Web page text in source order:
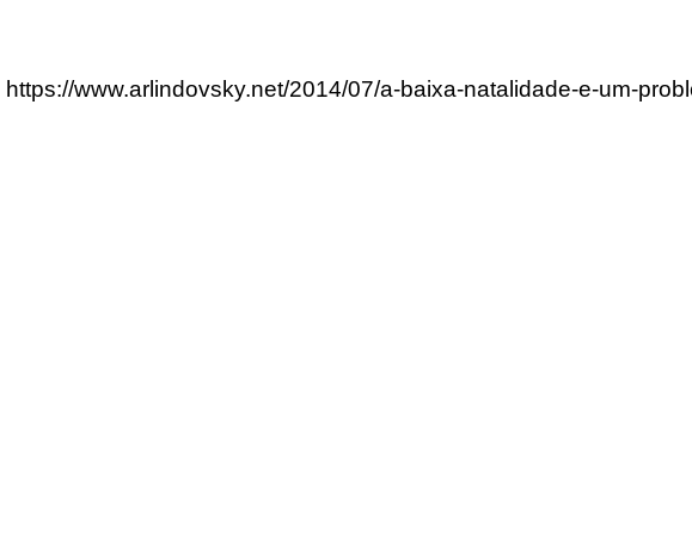
https://www.arlindovsky.net/2014/07/a-baixa-natalidade-e-um-